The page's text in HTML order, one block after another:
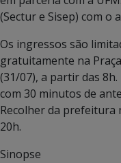
(Sectur e Sisep) com o
Os ingressos são
gratuitamente na
(31/07), a partir das
com 30 minutos de
Recolher da prefeitura
20h.
Sinopse